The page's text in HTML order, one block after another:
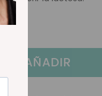
AÑADIR